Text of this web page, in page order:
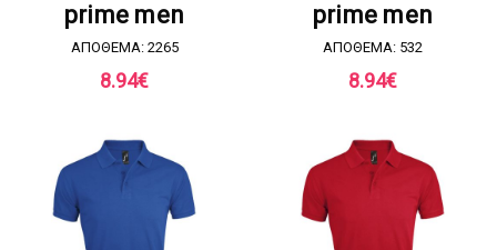
prime men
ΑΠΟΘΕΜΑ: 2265
8.94€
prime men
ΑΠΟΘΕΜΑ: 532
8.94€